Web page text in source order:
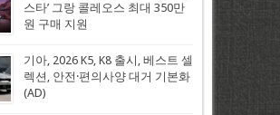
스타’ 그랑 콜레오스 최대 350만
원 구매 지원
기아, 2026 K5, K8 출시, 베스트 셀
렉션, 안전·편의사양 대거 기본화
(AD)